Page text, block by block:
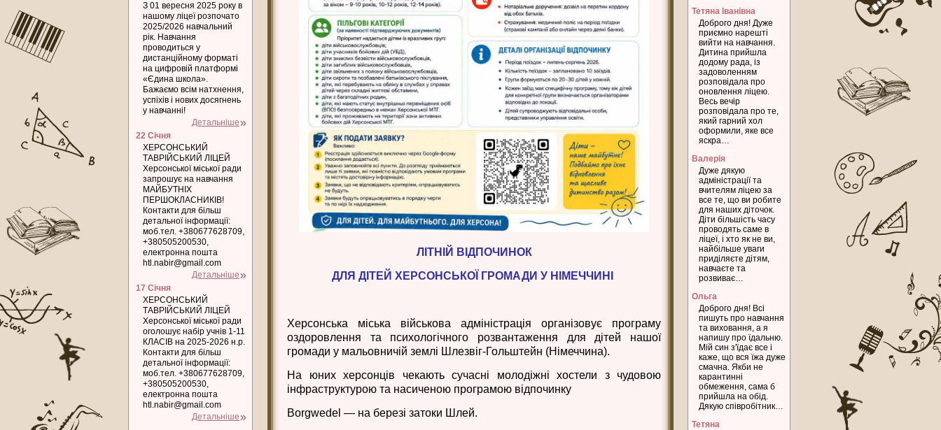
ЛІТНІЙ ВІДПОЧИНОК
ДЛЯ ДІ ТЕЙ ХЕРСОНСЬКОЇ ГРОМАДИ У НІМЕЧЧИНІ
Херсонська міська військова адміністрація організовує програму
оздоровлення та психологічного розвантаження для дітей нашої
громади у мальовничій землі Шлезвіг-Гольштейн (Німеччина).
На юних херсонців чекають сучасні молодіжні хостели з чудовою
інфраструктурою та насиченою програмою відпочинку
Borgwedel — на березі затоки Шлей.
З 01 вересня 2025 року в
нашому ліцеї розпочато
2025/2026 навчальний
рік. Навчання
проводиться у
дистанційному форматі
на цифровій платформі
«Єдина школа».
Бажаємо всім натхнення,
успіхів і нових досягнень
у навчанні!
Детальніше
22 Січня
ХЕРСОНСЬКИЙ
ТАВРІЙСЬКИЙ ЛІЦЕЙ
Херсонської міської ради
запрошує на навчання
МАЙБУТНІХ
ПЕРШОКЛАСНИКІВ!
Контакти для більш
детальної інформації:
моб.тел. +380677628709,
+380505200530,
електронна пошта
htl.nabir@gmail.com
Детальніше
17 Січня
ХЕРСОНСЬКИЙ
ТАВРІЙСЬКИЙ ЛІЦЕЙ
Херсонської міської ради
оголошує набір учнів 1-11
КЛАСІВ на 2025-2026 н.р.
Контакти для більш
детальної інформації:
моб.тел. +380677628709,
+380505200530,
електронна пошта
htl.nabir@gmail.com
Детальніше
Тетяна Іванівна
Доброго дня! Дуже
приємно нарешті
вийти на навчання.
Дитина прийшла
додому рада, із
задоволенням
розповідала про
оновлення ліцею.
Весь вечір
розповідала про те,
який гарний хол
оформили, яке все
яскра…
Валерія
Дуже дякую
адміністрації та
вчителям ліцею за
все те, що ви робите
для наших діточок.
Діти більшість часу
проводять саме в
ліцеї, і хто як не ви,
найбільше уваги
приділяєте дітям,
навчаєте та
розвиває…
Ольга
Доброго дня! Всі
пишуть про навчання
та виховання, а я
напишу про їдальню.
Мій син з'їдає все і
каже, що вся їжа дуже
смачна. Якби не
карантинні
обмеження, сама б
прийшла на обід.
Дякую співробітник…
Тетяна